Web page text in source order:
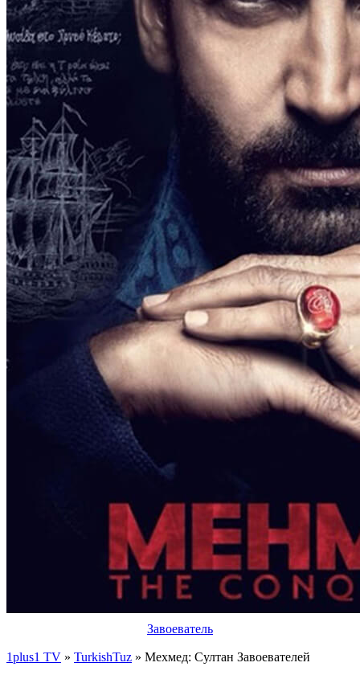
Завоеватель
1plus1 TV » TurkishTuz » Мехмед: Султан Завоевателей